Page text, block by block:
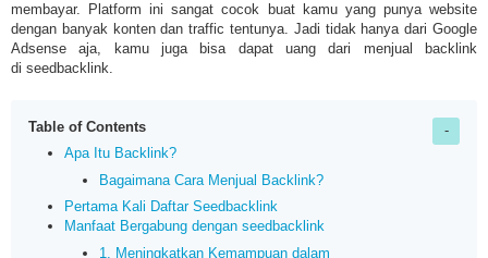
membayar. Platform ini sangat cocok buat kamu yang punya website
dengan banyak konten dan traffic tentunya. Jadi tidak hanya dari Google
Adsense aja, kamu juga bisa dapat uang dari menjual backlink
di seedbacklink.
Table of Contents
Apa Itu Backlink?
Bagaimana Cara Menjual Backlink?
Pertama Kali Daftar Seedbacklink
Manfaat Bergabung dengan seedbacklink
1. Meningkatkan Kemampuan dalam